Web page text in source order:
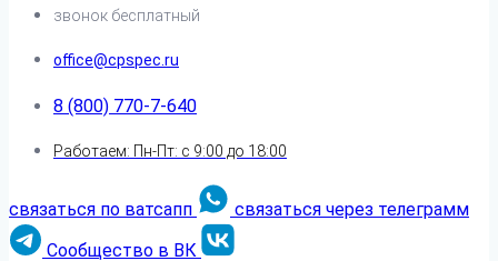
звонок бесплатный
office@cpspec.ru
8 (800) 770-7-640
Работаем: Пн-Пт: с 9:00 до 18:00
связаться по ватсапп
связаться через телеграмм
Сообщество в ВК